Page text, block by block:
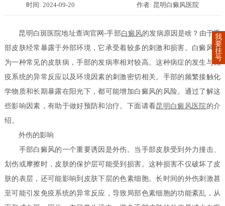
时间: 2024-09-20 作者: 昆明白癜风医院
昆明白斑医院地址查询官网-手部白癜风的发病原因是啥？由于手
部皮肤经常暴露于外部环境，它承受着较多的刺激和损害。白癜风作
为一种常见的皮肤病，手部的发病率相对较高。这种病症的发生与免
疫系统的异常反应以及环境因素的刺激密切相关。手部的频繁接触化
学物质和长期暴露在阳光下，都可能增加白癜风的风险。通过了解这
些影响因素，有助于做好预防和治疗。下面请看昆明白癜风医院的介
绍。
外伤的影响
手部白癜风的一个重要诱因是外伤。当手部皮肤受到外力撞击、
划伤或摩擦时，皮肤的保护层可能受到损害。这种损害不仅破坏了皮
肤的表层，还可能影响到皮肤下层的色素细胞。长时间的外伤刺激甚
至可能引发免疫系统的异常反应，导致局部色素细胞的功能紊乱，从
我
要
挂
号